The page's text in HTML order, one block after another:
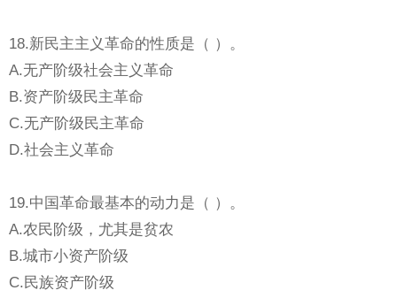
18.新民主主义革命的性质是（ ）。
A.无产阶级社会主义革命
B.资产阶级民主革命
C.无产阶级民主革命
D.社会主义革命
19.中国革命最基本的动力是（ ）。
A.农民阶级，尤其是贫农
B.城市小资产阶级
C.民族资产阶级